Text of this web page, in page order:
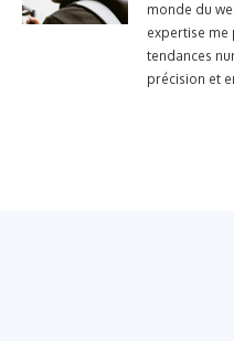
monde du
expertise me
tendances
précision et